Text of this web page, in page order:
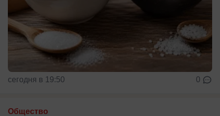
сегодня в 19:50 0
Общество